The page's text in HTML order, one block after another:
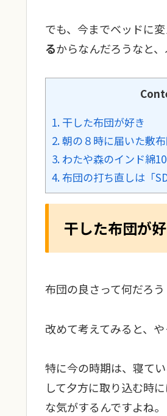
でも、今までベッドに変
るからなんだろうなと、
1. 干した布団が好き
2.朝の８時に届いた敷
3. わたや森のインド綿
4.布団の打ち直しは「
干した布団が
布団の良さって何だろう
改めて考えてみると、や
特に今の時期は、寝て
して夕方に取り込む時
な気がするんですよね。